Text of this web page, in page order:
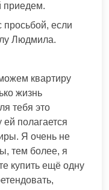
если
Людмила.
квартиру
жизнь
тебя это
полагается
Я очень не
тем более, я
купить ещё одну